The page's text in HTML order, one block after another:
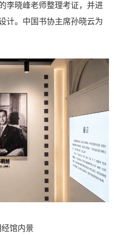
李晓峰老师整理考证，并进
计。中国书协主席孙晓云为
馆内景